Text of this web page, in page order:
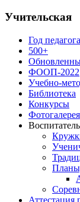
Учительская
Год
500+
ФООП-2022
Учебно-
Библиотека
Конкурсы
Фотогалерея
Аттестация